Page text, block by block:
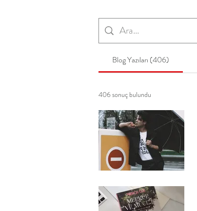
Blog Yazıları (406)
406 sonuç bulundu